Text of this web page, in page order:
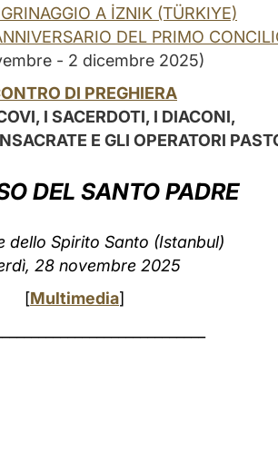
A İZNIK (TÜRKIYE)
DEL PRIMO
- 2 dicembre 2025)
DI PREGHIERA
I SACERDOTI, I DIACONI,
E GLI OPERATORI
DEL SANTO PADRE
dello Spirito Santo (Istanbul)
28 novembre 2025
[Multimedia]